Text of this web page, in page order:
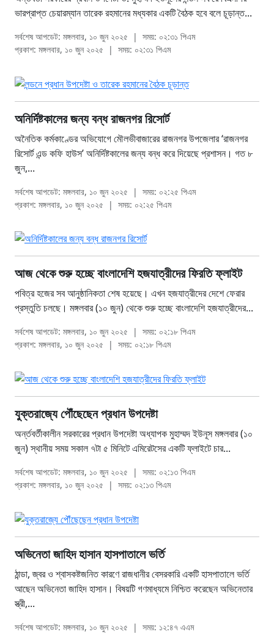
ভারপ্রাপ্ত চেয়ারম্যান তারেক রহমানের মধ্যকার একটি বৈঠক হবে বলে চূড়ান্ত...
সর্বশেষ আপডেট: মঙ্গলবার, ১০ জুন ২০২৫ | সময়: ০২:৩১ পিএম
প্রকাশ: মঙ্গলবার, ১০ জুন ২০২৫
| সময়: ০২:৩১ পিএম
অনির্দিষ্টকালের জন্য বন্ধ রাজনগর রিসোর্ট
অনৈতিক কর্মকাণ্ডের অভিযোগে মৌলভীবাজারের রাজনগর উপজেলার ‘রাজনগর
রিসোর্ট এন্ড কফি হাউস’ অনির্দিষ্টকালের জন্য বন্ধ করে দিয়েছে প্রশাসন। গত ৮
জুন,...
সর্বশেষ আপডেট: মঙ্গলবার, ১০ জুন ২০২৫ | সময়: ০২:২৫ পিএম
প্রকাশ: মঙ্গলবার, ১০ জুন ২০২৫
| সময়: ০২:২৫ পিএম
আজ থেকে শুরু হচ্ছে বাংলাদেশি হজযাত্রীদের ফিরতি ফ্লাইট
পবিত্র হজের সব আনুষ্ঠানিকতা শেষ হয়েছে। এখন হজযাত্রীদের দেশে ফেরার
প্রস্তুতি চলছে। মঙ্গলবার (১০ জুন) থেকে শুরু হচ্ছে বাংলাদেশি হজযাত্রীদের...
সর্বশেষ আপডেট: মঙ্গলবার, ১০ জুন ২০২৫ | সময়: ০২:১৮ পিএম
প্রকাশ: মঙ্গলবার, ১০ জুন ২০২৫
| সময়: ০২:১৮ পিএম
যুক্তরাজ্যে পৌঁছেছেন প্রধান উপদেষ্টা
অর্ন্তবর্তীকালীন সরকারের প্রধান উপদেষ্টা অধ্যাপক মুহাম্মদ ইউনূস মঙ্গলবার (১০
জুন) স্থানীয় সময় সকাল ৭টা ৫ মিনিটে এমিরেটসের একটি ফ্লাইটে চার...
সর্বশেষ আপডেট: মঙ্গলবার, ১০ জুন ২০২৫ | সময়: ০২:১৩ পিএম
প্রকাশ: মঙ্গলবার, ১০ জুন ২০২৫
| সময়: ০২:১৩ পিএম
অভিনেতা জাহিদ হাসান হাসপাতালে ভর্তি
ঠান্ডা, জ্বর ও শ্বাসকষ্টজনিত কারণে রাজধানীর বেসরকারি একটি হাসপাতালে ভর্তি
আছেন অভিনেতা জাহিদ হাসান। বিষয়টি গণমাধ্যমে নিশ্চিত করেছেন অভিনেতার
স্ত্রী,...
সর্বশেষ আপডেট: মঙ্গলবার, ১০ জুন ২০২৫ | সময়: ১২:৪৭ এএম